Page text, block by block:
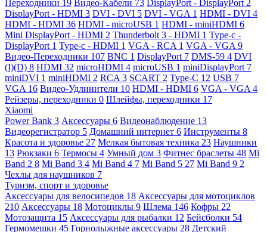
Переходники 19 Видео-Кабели 73 DisplayPort - DisplayPort 2
DisplayPort - HDMI 3 DVI - DVI 5 DVI - VGA 1 HDMI - DVI 4
HDMI - HDMI 36 HDMI - microUSB 1 HDMI - miniHDMI 6
Mini DisplayPort - HDMI 2 Thunderbolt 3 - HDMI 1 Type-c -
DisplayPort 1 Type-c - HDMI 1 VGA - RCA 1 VGA - VGA 9
Видео-Переходники 107 BNC 1 DisplayPort 7 DMS-59 4 DVI
(I)(D) 8 HDMI 32 microHDMI 4 microUSB 1 miniDisplayPort 7
miniDVI 1 miniHDMI 2 RCA 3 SCART 2 Type-C 12 USB 7
VGA 16 Видео-Удлинители 10 HDMI - HDMI 6 VGA - VGA 4
Рейзеры, переходники 0 Шлейфы, переходники 17
Xiaomi
Power Bank 3 Аксессуары 6 Видеонаблюдение 13
Видеорегистратор 5 Домашний интернет 6 Инструменты 8
Красота и здоровье 27 Мелкая бытовая техника 23 Наушники
13 Рюкзаки 6 Термосы 4 Умный дом 3 Фитнес браслеты 48 Mi
Band 2 8 Mi Band 3 4 Mi Band 4 7 Mi Band 5 27 Mi Band 9 2
Чехлы для наушников 7
Туризм, спорт и здоровье
Аксессуары для велосипедов 18 Аксессуары для мотоциклов
210 Аксессуары 18 Мотоциклы 9 Шлема 146 Кофры 22
Мотозащита 15 Аксессуары для рыбалки 12 Бейсболки 54
Гермомешки 45 Горнолыжные аксессуары 28 Детский